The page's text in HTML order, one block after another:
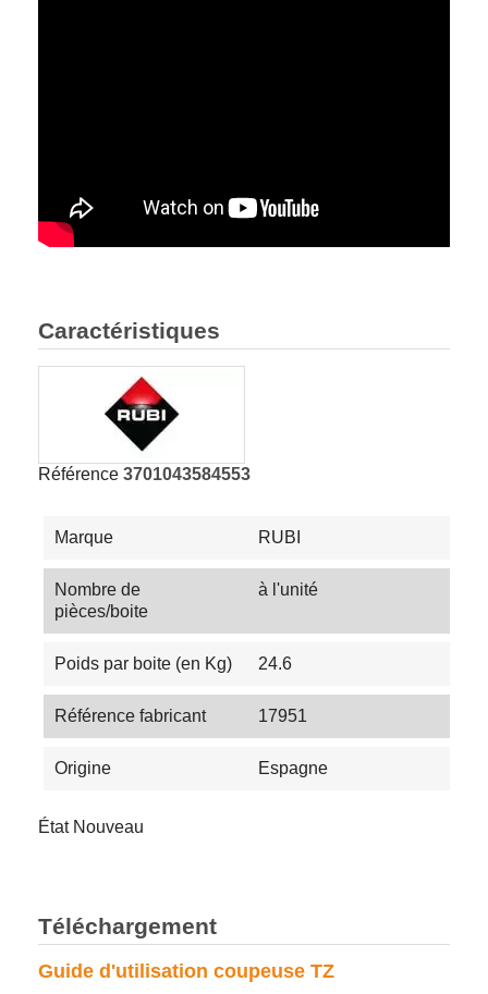
Caractéristiques
Référence 3701043584553
Marque RUBI
Nombre de
pièces/boite
à l'unité
Poids par boite (en Kg) 24.6
Référence fabricant 17951
Origine Espagne
État Nouveau
Téléchargement
Guide d'utilisation coupeuse TZ